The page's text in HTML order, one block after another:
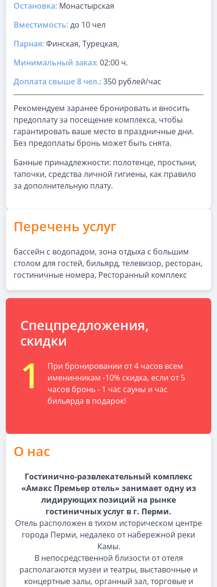
Остановка: Монастырская
Вместимость:до 10 чел
Парная:Финская, Турецкая,
Минимальный заказ:02:00 ч.
Доплата свыше 8 чел.:350 рублей/час
Рекомендуем заранее бронировать и вносить
предоплату за посещение комплекса, чтобы
гарантировать ваше место в праздничные дни.
Без предоплаты бронь может быть снята.
Банные принадлежности: полотенце, простыни,
тапочки, средства личной гигиены, как правило
за дополнительную плату.
Перечень услуг
бассейн с водопадом, зона отдыха с большим
столом для гостей, бильярд, телевизор, ресторан,
гостиничные номера, Ресторанный комплекс
Спецпредложения,
скидки
1
При бронировании от 4 часов всем
именинникам -10% скидка, если от 5
часов бронь - 1 час сауны и час
бильярда в подарок!
О нас
Гостинично-развлекательный комплекс
«Амакс Премьер отель» занимает одну из
лидирующих позиций на рынке
гостиничных услуг в г. Перми.
Отель расположен в тихом историческом центре
города Перми, недалеко от набережной реки
Камы.
В непосредственной близости от отеля
располагаются музеи и театры, выставочные и
концертные залы, органный зал, торговые и